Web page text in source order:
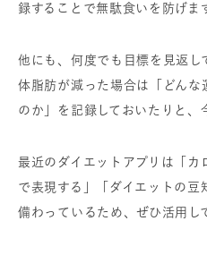
録することで無駄食いを防げま
他にも、何度でも目標を見返し
体脂肪が減った場合は「どんな
のか」を記録しておいたりと、
最近のダイエットアプリは「カ
で表現する」「ダイエットの豆
備わっているため、ぜひ活用し